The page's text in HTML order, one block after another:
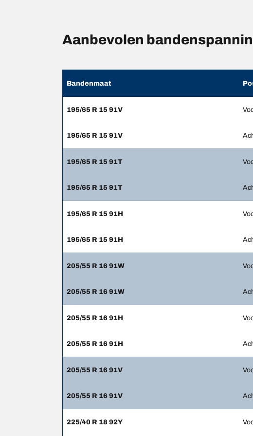
Aanbevolen
Bandenmaat
195/65 R 15 91V
195/65 R 15 91V
195/65 R 15 91T
195/65 R 15 91T
195/65 R 15 91H
195/65 R 15 91H
205/55 R 16 91W
205/55 R 16 91W
205/55 R 16 91H
205/55 R 16 91H
205/55 R 16 91V
205/55 R 16 91V
225/40 R 18 92Y